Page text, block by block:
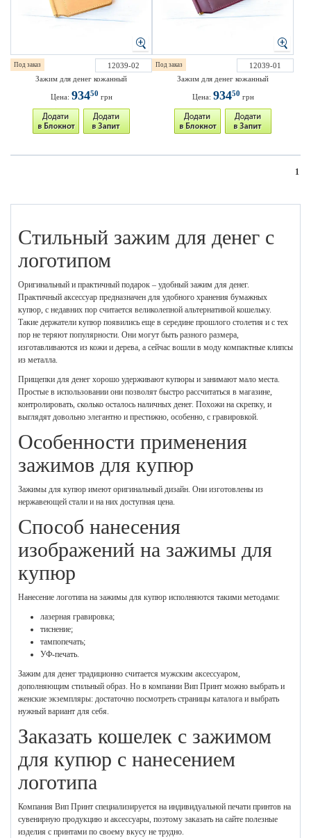
Под заказ
12039-02
Зажим для денег кожанный
Цена: 93450 грн
Под заказ
12039-01
Зажим для денег кожанный
Цена: 93450 грн
1
Стильный зажим для денег с
логотипом
Оригинальный и практичный подарок – удобный зажим для денег.
Практичный аксессуар предназначен для удобного хранения бумажных
купюр, с недавних пор считается великолепной альтернативой кошельку.
Такие держатели купюр появились еще в середине прошлого столетия и с тех
пор не теряют популярности. Они могут быть разного размера,
изготавливаются из кожи и дерева, а сейчас вошли в моду компактные клипсы
из металла.
Прищепки для денег хорошо удерживают купюры и занимают мало места.
Простые в использовании они позволят быстро рассчитаться в магазине,
контролировать, сколько осталось наличных денег. Похожи на скрепку, и
выглядят довольно элегантно и престижно, особенно, с гравировкой.
Особенности применения
зажимов для купюр
Зажимы для купюр имеют оригинальный дизайн. Они изготовлены из
нержавеющей стали и на них доступная цена.
Способ нанесения
изображений на зажимы для
купюр
Нанесение логотипа на зажимы для купюр исполняются такими методами:
лазерная гравировка;
тиснение;
тампопечать;
УФ-печать.
Зажим для денег традиционно считается мужским аксессуаром,
дополняющим стильный образ. Но в компании Вип Принт можно выбрать и
женские экземпляры: достаточно посмотреть страницы каталога и выбрать
нужный вариант для себя.
Заказать кошелек с зажимом
для купюр с нанесением
логотипа
Компания Вип Принт специализируется на индивидуальной печати принтов на
сувенирную продукцию и аксессуары, поэтому заказать на сайте полезные
изделия с принтами по своему вкусу не трудно.